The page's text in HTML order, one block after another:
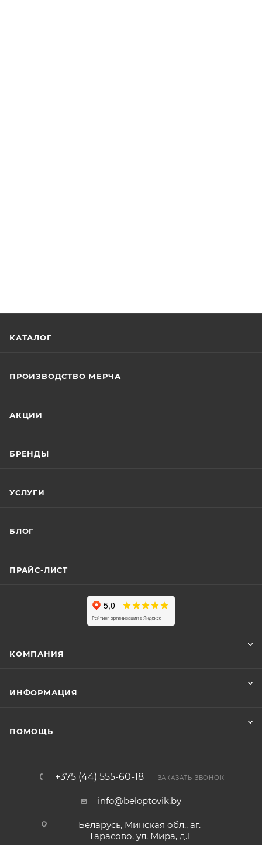
КАТАЛОГ
ПРОИЗВОДСТВО МЕРЧА
АКЦИИ
БРЕНДЫ
УСЛУГИ
БЛОГ
ПРАЙС-ЛИСТ
КОМПАНИЯ
ИНФОРМАЦИЯ
ПОМОЩЬ
+375 (44) 555-60-18 ЗАКАЗАТЬ ЗВОНОК
info@beloptovik.by
Беларусь, Минская обл., аг.
Тарасово, ул. Мира, д.1